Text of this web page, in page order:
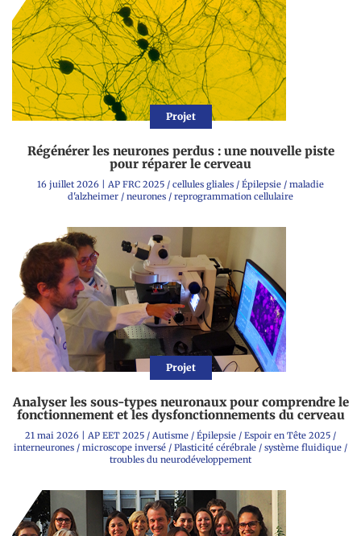
Projet
Régénérer les neurones perdus : une nouvelle piste
pour réparer le cerveau
16 juillet 2026 AP FRC 2025 / cellules gliales / Épilepsie / maladie
d'alzheimer / neurones / reprogrammation cellulaire
Projet
Analyser les sous-types neuronaux pour comprendre le
fonctionnement et les dysfonctionnements du cerveau
21 mai 2026 AP EET 2025 / Autisme / Épilepsie / Espoir en Tête 2025 /
interneurones / microscope inversé / Plasticité cérébrale / système fluidique /
troubles du neurodéveloppement